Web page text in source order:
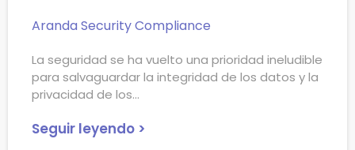
Aranda Security Compliance
La seguridad se ha vuelto una prioridad ineludible
para salvaguardar la integridad de los datos y la
privacidad de los
Seguir leyendo >